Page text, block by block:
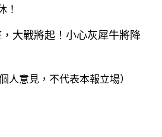
！
大戰將起！小心灰犀牛將降
人意見，不代表本報立場）